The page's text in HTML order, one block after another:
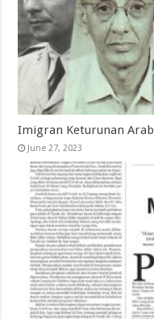
Imigran Keturunan Arab
June 27, 2023